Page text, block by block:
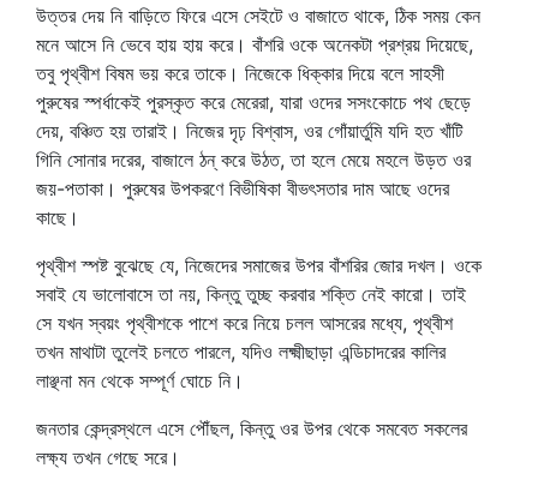
উত্তর দেয় নি বাড়িতে ফিরে এসে সেইটে ও বাজাতে থাকে, ঠিক সময় কেন
মনে আসে নি ভেবে হায় হায় করে। বাঁশরি ওকে অনেকটা প্রশ্রয় দিয়েছে,
তবু পৃথ্বীশ বিষম ভয় করে তাকে। নিজেকে ধিক্‌কার দিয়ে বলে সাহসী
পুরুষের স্পর্ধাকেই পুরস্কৃত করে মেরেরা, যারা ওদের সসংকোচে পথ ছেড়ে
দেয়, বঞ্চিত হয় তারাই। নিজের দৃঢ় বিশ্বাস, ওর গোঁয়ার্তুমি যদি হত খাঁটি
গিনি সোনার দরের, বাজালে ঠন্‌ করে উঠত, তা হলে মেয়ে মহলে উড়ত ওর
জয়-পতাকা। পুরুষের উপকরণে বিভীষিকা বীভৎসতার দাম আছে ওদের
কাছে।
পৃথ্বীশ স্পষ্ট বুঝেছে যে, নিজেদের সমাজের উপর বাঁশরির জোর দখল। ওকে
সবাই যে ভালোবাসে তা নয়, কিন্তু তুচ্ছ করবার শক্তি নেই কারো। তাই
সে যখন স্বয়ং পৃথ্বীশকে পাশে করে নিয়ে চলল আসরের মধ্যে, পৃথ্বীশ
তখন মাথাটা তুলেই চলতে পারলে, যদিও লক্ষ্মীছাড়া এন্ডিচাদরের কালির
লাঞ্ছনা মন থেকে সম্পূর্ণ ঘোচে নি।
জনতার কেন্দ্রস্থলে এসে পৌঁছল, কিন্তু ওর উপর থেকে সমবেত সকলের
লক্ষ্য তখন গেছে সরে।